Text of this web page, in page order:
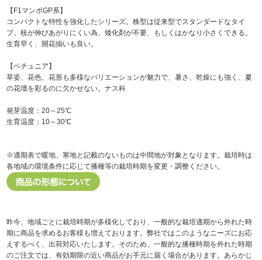
【F1 マンボGP系】
コンパクトな特性を強化したシリーズ。株型は従来型でスタンダードなタイ
プ。枝が伸びあがりにくい為、矮化剤が不要、もしくはかなり小さくできる。
生育早く、開花揃いも良い。
【ペチュニア】
草姿、花色、花形も多様なバリエーションが魅力で、暑さ、乾燥にも強く、夏
の花壇を彩るのに欠かせない。ナス科
発芽温度：20～25℃
生育温度：10～30℃
※適期表で暖地、寒地と記載のないものは中間地が対象となります。栽培時は
各地域の環境条件に応じて播種等の栽培時期を変更・調整ください。
昨今、地域ごとに栽培時期が多様化しており、一般的な栽培適期から外れた時
期に商品を求めるお客様も増えております。弊社ではこのようなニーズにお応
えするべく、出荷対応いたします。そのため、一般的な播種時期を外れた時期
のご注文では、有効期限の近い商品がお手元に届く場合があります。あらかじ